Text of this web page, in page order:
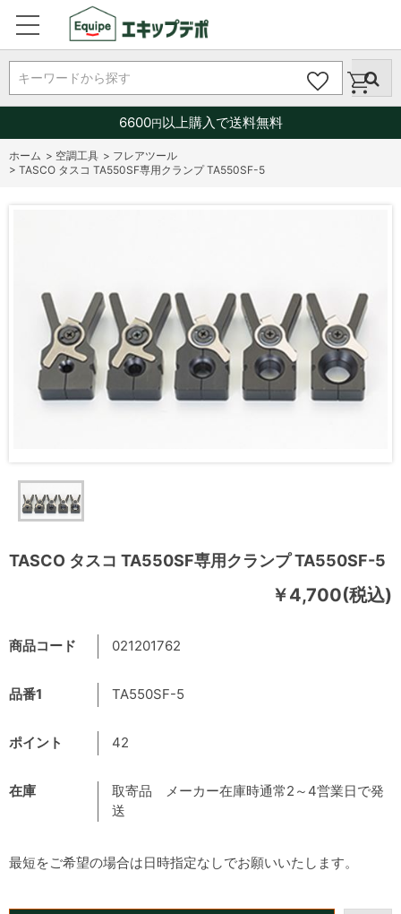
キーワードから探す
6600円以上購入で送料無料
ホーム > 空調工具 > フレアツール
> TASCO タスコ TA550SF専用クランプ TA550SF-5
TASCO タスコ TA550SF専用クランプ TA550SF-5
￥4,700(税込)
商品コード 021201762
品番1 TA550SF-5
ポイント 42
在庫
取寄品 メーカー在庫時通常2～4営業日で発
送
最短をご希望の場合は日時指定なしでお願いいたします。